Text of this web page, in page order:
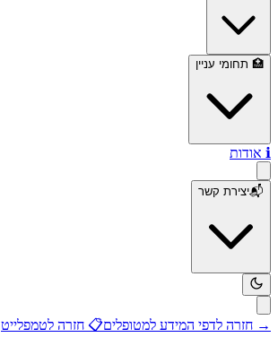
🏥 תחומי עניין
ℹ️ אודות
📬יצירת קשר
→ חזרה לדפי המידע למטופלים📋 חזרה לטמפלייט